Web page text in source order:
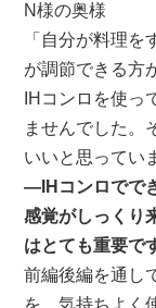
N様の奥様
「自分が料理
が調節できる方
IHコンロを使っ
ませんでした。
いいと思ってい
―IHコンロでで
感覚がしっくり
はとても重要で
前編後編を通し
を、気持ちよく